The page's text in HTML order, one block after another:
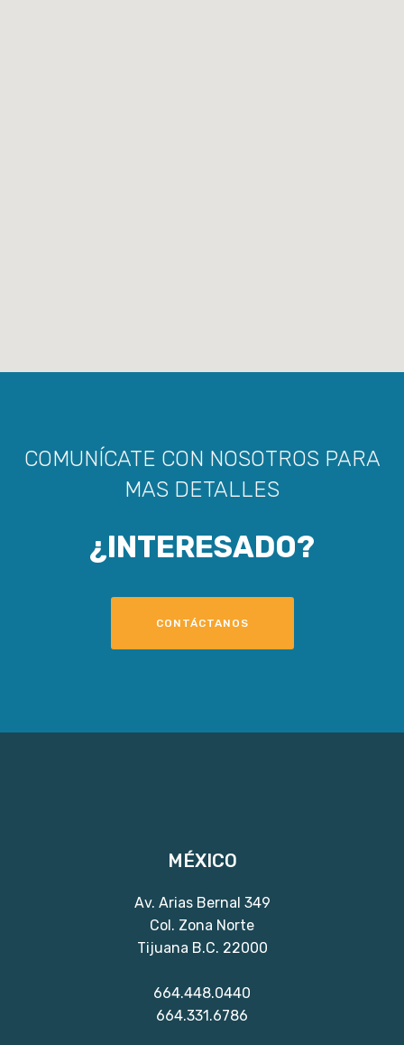
COMUNÍCATE CON NOSOTROS PARA
MAS DETALLES
¿INTERESADO?
CONTÁCTANOS
MÉXICO
Av. Arias Bernal 349
Col. Zona Norte
Tijuana B.C. 22000
664.448.0440
664.331.6786